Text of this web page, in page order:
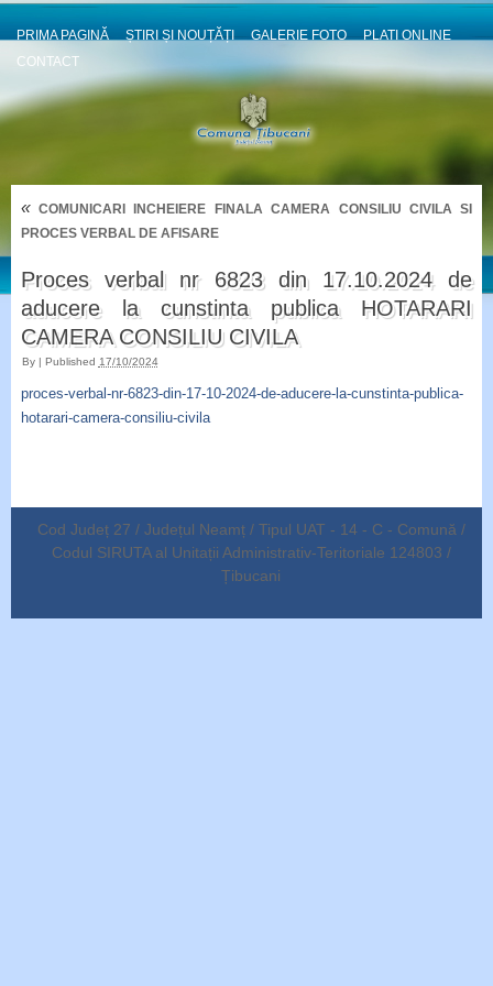
PRIMA PAGINĂ ȘTIRI ȘI NOUȚĂȚI GALERIE FOTO
PLATI ONLINE
CONTACT
«COMUNICARI INCHEIERE FINALA CAMERA CONSILIU CIVILA SI
PROCES VERBAL DE AFISARE
Proces verbal nr 6823 din 17.10.2024 de
aducere la cunstinta publica HOTARARI
CAMERA CONSILIU CIVILA
By | Published 17/10/2024
proces-verbal-nr-6823-din-17-10-2024-de-aducere-la-cunstinta-publica-
hotarari-camera-consiliu-civila
Cod Județ 27 / Județul Neamț / Tipul UAT - 14 - C - Comună /
Codul SIRUTA al Unitații Administrativ-Teritoriale 124803 /
Țibucani